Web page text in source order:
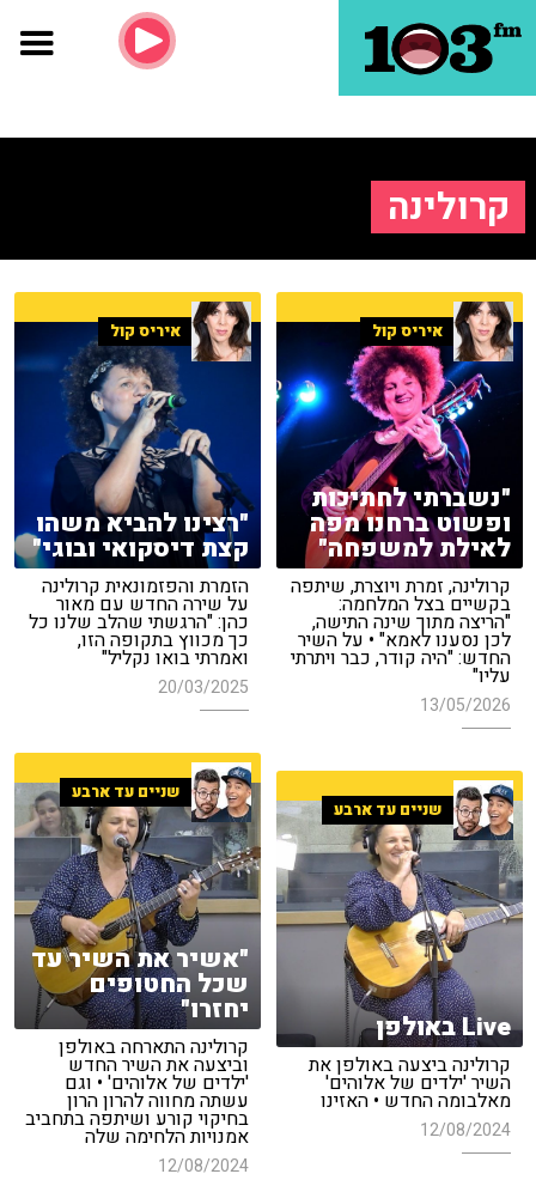
קרולינה
איריס קול
"נשברתי לחתיכות
ופשוט ברחנו מפה
לאילת למשפחה"
קרולינה, זמרת ויוצרת, שיתפה
בקשיים בצל המלחמה:
"הריצה מתוך שינה התישה,
לכן נסענו לאמא" • על השיר
החדש: "היה קודר, כבר ויתרתי
עליו"
13/05/2026
איריס קול
"רצינו להביא משהו
קצת דיסקואי ובוגי"
הזמרת והפזמונאית קרולינה
על שירה החדש עם מאור
כהן: "הרגשתי שהלב שלנו כל
כך מכווץ בתקופה הזו,
ואמרתי בואו נקליל"
20/03/2025
שניים עד ארבע
"אשיר את השיר עד
שכל החטופים
יחזרו"
קרולינה התארחה באולפן
וביצעה את השיר החדש
'ילדים של אלוהים' • וגם
עשתה מחווה להרון הרון
בחיקוי קורע ושיתפה בתחביב
אמנויות הלחימה שלה
12/08/2024
שניים עד ארבע
Live באולפן
קרולינה ביצעה באולפן את
השיר 'ילדים של אלוהים'
מאלבומה החדש • האזינו
12/08/2024